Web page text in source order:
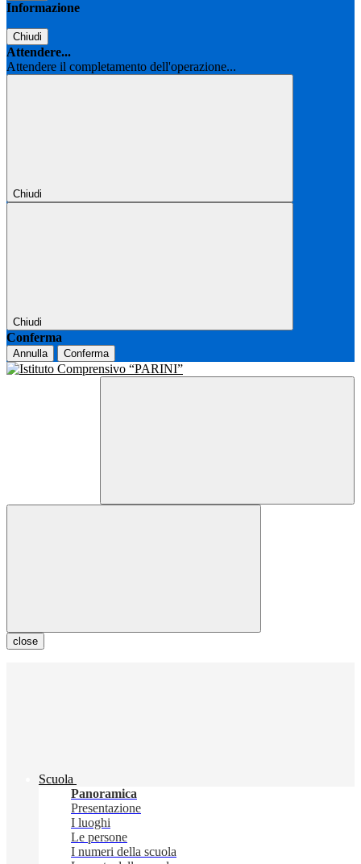
Informazione
Chiudi
Attendere...
Attendere il completamento dell'operazione...
Chiudi
Chiudi
Conferma
Annulla Conferma
close
Scuola
Panoramica
Presentazione
I luoghi
Le persone
I numeri della scuola